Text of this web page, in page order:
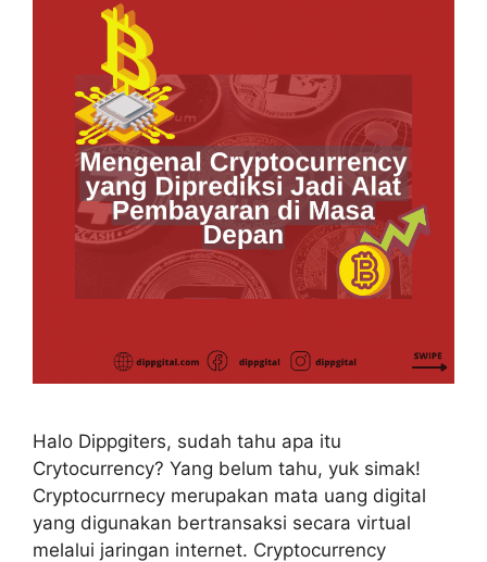
Halo Dippgiters, sudah tahu apa itu
Crytocurrency? Yang belum tahu, yuk simak!
Cryptocurrnecy merupakan mata uang digital
yang digunakan bertransaksi secara virtual
melalui jaringan internet. Cryptocurrency